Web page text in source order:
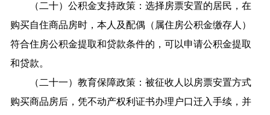
（二十）公积金支持政策：选择房票安置的居民，在
购买自住商品房时，本人及配偶（属住房公积金缴存人）
符合住房公积金提取和贷款条件的，可以申请公积金提取
和贷款。
（二十一）教育保障政策：被征收人以房票安置方式
购买商品房后，凭不动产权利证书办理户口迁入手续，并